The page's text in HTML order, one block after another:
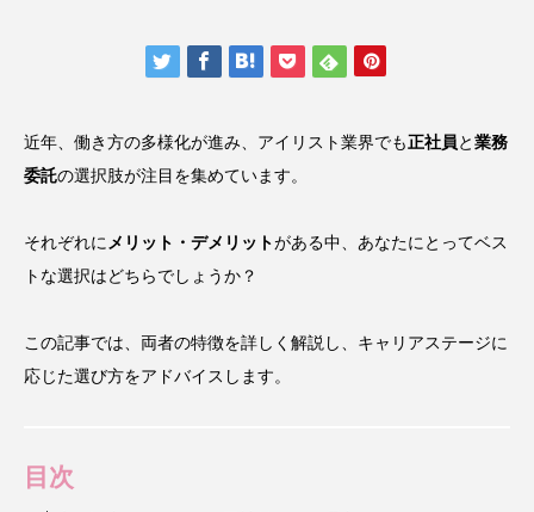
近年、働き方の多様化が進み、アイリスト業界でも正社員と業務
委託の選択肢が注目を集めています。
それぞれに メリット・デメリットがある中、あなたにとってベス
トな選択はどちらでしょうか？
この記事では、両者の特徴を詳しく解説し、キャリアステージに
応じた選び方をアドバイスします。
目次